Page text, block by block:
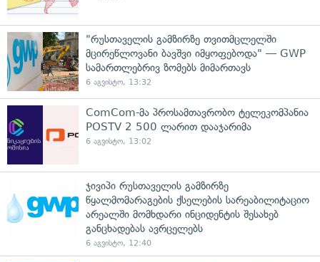
"რუსთაველის გამზირზე თვითმცლელში
მცირეწლოვანი ბავშვი იმყოფებოდა" — GWP
სამართლებრივ ზომებს მიმართავს
6 აგვისტო, 13:32
ComCom-მა პროსამთავრობო ტელეკომპანია
POSTV 2 500 ლარით დააჯარიმა
6 აგვისტო, 13:02
ჯივიპი რუსთაველის გამზირზე
წყალმომარაგების ქსელების სარეაბილიტაციო
არეალში მომხდარი ინციდენტის შესახებ
განცხადებას ავრცელებს
6 აგვისტო, 12:40